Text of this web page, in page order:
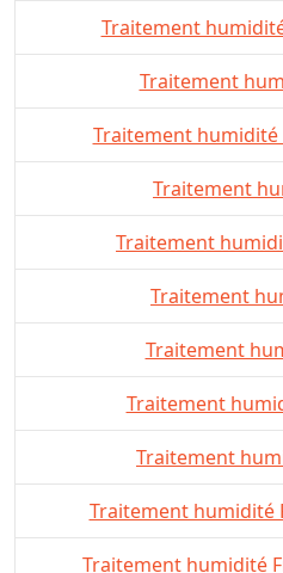
Traitement
Traitement
Traitement humidité
Traitement
Traitement
Traitement
Traitement
Traitement
Traitement
Traitement humidité
Traitement humidité